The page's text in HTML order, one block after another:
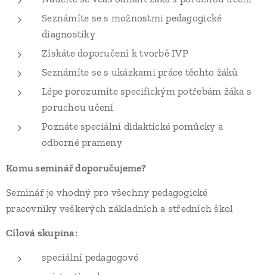
Seznámíte se s možnostmi pedagogické
diagnostiky
Získáte doporučení k tvorbě IVP
Seznámíte se s ukázkami práce těchto žáků
Lépe porozumíte specifickým potřebám žáka s
poruchou učení
Poznáte speciální didaktické pomůcky a
odborné prameny
Komu seminář doporučujeme?
Seminář je vhodný pro všechny pedagogické
pracovníky veškerých základních a středních škol
Cílová skupina:
speciální pedagogové